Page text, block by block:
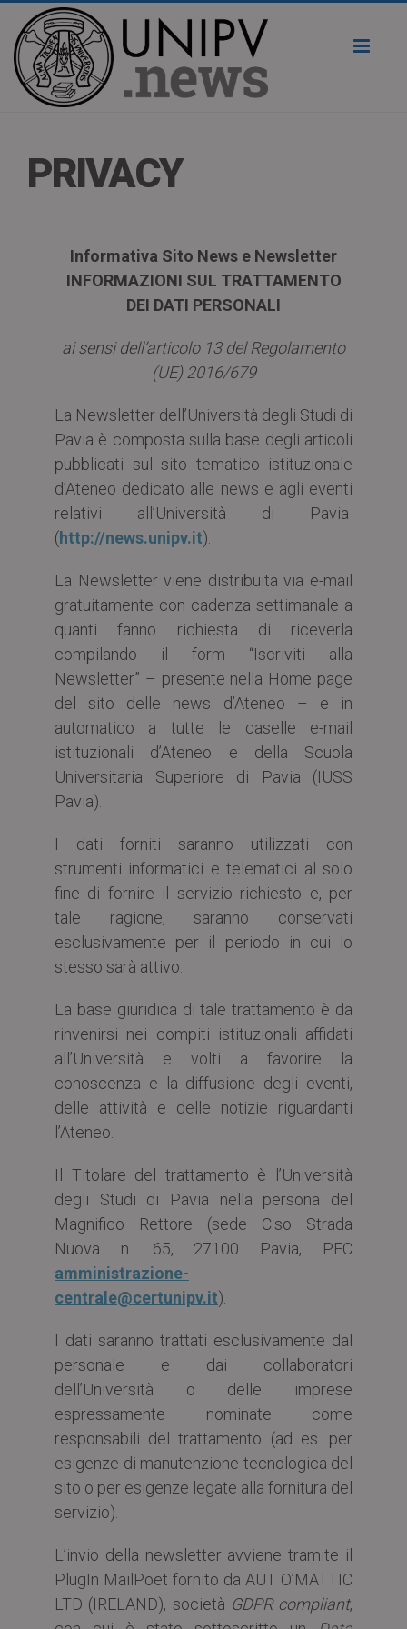
PRIVACY
Informativa Sito News e Newsletter
INFORMAZIONI SUL TRATTAMENTO
DEI DATI PERSONALI
ai sensi dell’articolo 13 del Regolamento
(UE) 2016/679
La Newsletter dell’Università degli Studi di
Pavia è composta sulla base degli articoli
pubblicati sul sito tematico istituzionale
d’Ateneo dedicato alle news e agli eventi
relativi all’Università di Pavia
(http://news.unipv.it).
La Newsletter viene distribuita via e-mail
gratuitamente con cadenza settimanale a
quanti fanno richiesta di riceverla
compilando il form “Iscriviti alla
Newsletter” – presente nella Home page
del sito delle news d’Ateneo – e in
automatico a tutte le caselle e-mail
istituzionali d’Ateneo e della Scuola
Universitaria Superiore di Pavia (IUSS
Pavia).
I dati forniti saranno utilizzati con
strumenti informatici e telematici al solo
fine di fornire il servizio richiesto e, per
tale ragione, saranno conservati
esclusivamente per il periodo in cui lo
stesso sarà attivo.
La base giuridica di tale trattamento è da
rinvenirsi nei compiti istituzionali affidati
all’Università e volti a favorire la
conoscenza e la diffusione degli eventi,
delle attività e delle notizie riguardanti
l’Ateneo.
Il Titolare del trattamento è l’Università
degli Studi di Pavia nella persona del
Magnifico Rettore (sede C.so Strada
Nuova n. 65, 27100 Pavia, PEC
amministrazione-
centrale@certunipv.it).
I dati saranno trattati esclusivamente dal
personale e dai collaboratori
dell’Università o delle imprese
espressamente nominate come
responsabili del trattamento (ad es. per
esigenze di manutenzione tecnologica del
sito o per esigenze legate alla fornitura del
servizio).
L’invio della newsletter avviene tramite il
PlugIn MailPoet fornito da AUT O’MATTIC
LTD (IRELAND), società GDPR compliant,